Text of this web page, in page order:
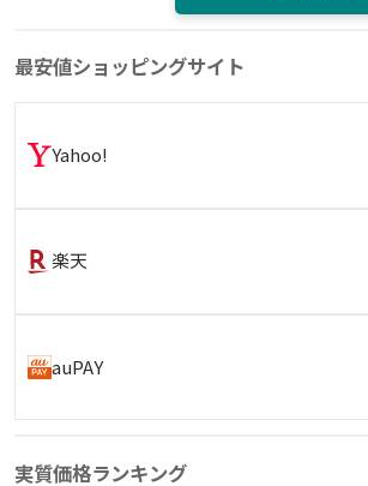
最安値ショッピングサイト
Yahoo!
楽天
auPAY
実質価格ランキング